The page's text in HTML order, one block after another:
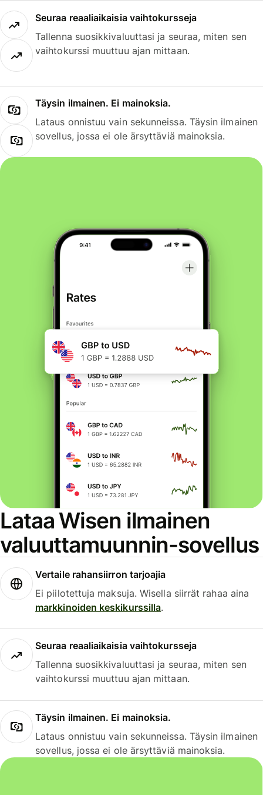
Seuraa reaaliaikaisia vaihtokursseja
Tallenna suosikkivaluuttasi ja seuraa, miten sen
vaihtokurssi muuttuu ajan mittaan.
Täysin ilmainen. Ei mainoksia.
Lataus onnistuu vain sekunneissa. Täysin ilmainen
sovellus, jossa ei ole ärsyttäviä mainoksia.
Lataa Wisen ilmainen
valuuttamuunnin-sovellus
Vertaile rahansiirron tarjoajia
Ei piilotettuja maksuja. Wisella siirrät rahaa aina
markkinoiden keskikurssilla.
Seuraa reaaliaikaisia vaihtokursseja
Tallenna suosikkivaluuttasi ja seuraa, miten sen
vaihtokurssi muuttuu ajan mittaan.
Täysin ilmainen. Ei mainoksia.
Lataus onnistuu vain sekunneissa. Täysin ilmainen
sovellus, jossa ei ole ärsyttäviä mainoksia.